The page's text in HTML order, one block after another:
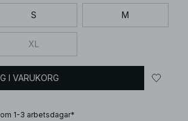
S M
XL
I VARUKORG
1-3 arbetsdagar*